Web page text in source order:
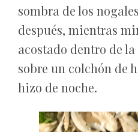
sombra de los
después, mientras
acostado dentro de
sobre un colchón de
hizo de noche.